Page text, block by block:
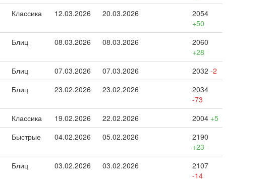
Классика 12.03.2026 20.03.2026
2054
+50
Блиц 08.03.2026 08.03.2026
2060
+28
Блиц 07.03.2026 07.03.2026 2032 -2
Блиц 23.02.2026 23.02.2026
2034
-73
Классика 19.02.2026 22.02.2026 2004 +5
Быстрые 04.02.2026 05.02.2026
2190
+23
Блиц 03.02.2026 03.02.2026
2107
-14